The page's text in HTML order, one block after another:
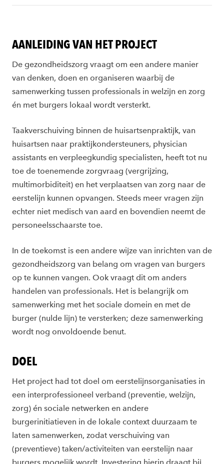
AANLEIDING VAN HET PROJECT
De gezondheidszorg vraagt om een andere manier
van denken, doen en organiseren waarbij de
samenwerking tussen professionals in welzijn en zorg
én met burgers lokaal wordt versterkt.
Taakverschuiving binnen de huisartsenpraktijk, van
huisartsen naar praktijkondersteuners, physician
assistants en verpleegkundig specialisten, heeft tot nu
toe de toenemende zorgvraag (vergrijzing,
multimorbiditeit) en het verplaatsen van zorg naar de
eerstelijn kunnen opvangen. Steeds meer vragen zijn
echter niet medisch van aard en bovendien neemt de
personeelsschaarste toe.
In de toekomst is een andere wijze van inrichten van de
gezondheidszorg van belang om vragen van burgers
op te kunnen vangen. Ook vraagt dit om anders
handelen van professionals. Het is belangrijk om
samenwerking met het sociale domein en met de
burger (nulde lijn) te versterken; deze samenwerking
wordt nog onvoldoende benut.
DOEL
Het project had tot doel om eerstelijnsorganisaties in
een interprofessioneel verband (preventie, welzijn,
zorg) én sociale netwerken en andere
burgerinitiatieven in de lokale context duurzaam te
laten samenwerken, zodat verschuiving van
(preventieve) taken/activiteiten van eerstelijn naar